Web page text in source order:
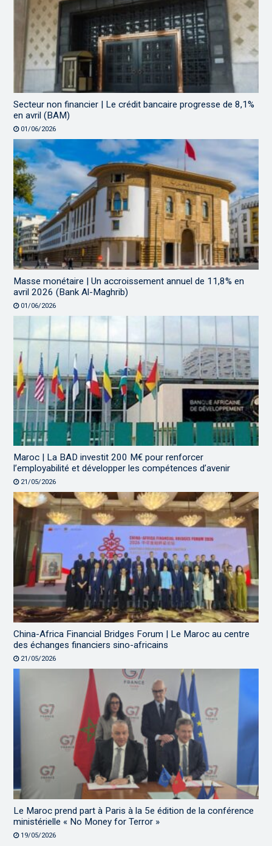
Secteur non financier | Le crédit bancaire progresse de 8,1%
en avril (BAM)
01/06/2026
Masse monétaire | Un accroissement annuel de 11,8% en
avril 2026 (Bank Al-Maghrib)
01/06/2026
Maroc | La BAD investit 200 M€ pour renforcer
l’employabilité et développer les compétences d’avenir
21/05/2026
China-Africa Financial Bridges Forum | Le Maroc au centre
des échanges financiers sino-africains
21/05/2026
Le Maroc prend part à Paris à la 5e édition de la conférence
ministérielle « No Money for Terror »
19/05/2026